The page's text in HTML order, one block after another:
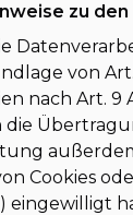
zu
von Art.
nach Art. 9
die
Cookies
eingewilligt